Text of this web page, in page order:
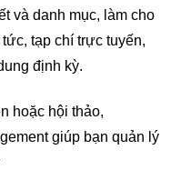
và danh mục, làm cho
tạp chí trực tuyến,
định kỳ.
hoặc hội thảo,
giúp bạn quản lý